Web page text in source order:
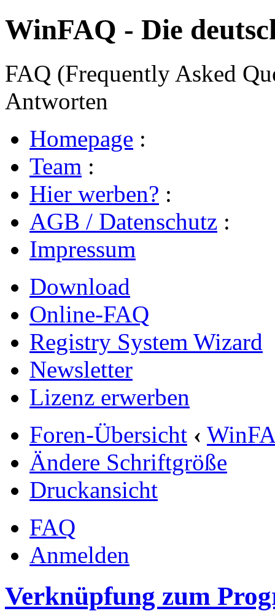
WinFAQ - Die
FAQ (Frequently Asked
Antworten
Homepage :
Team :
Hier werben? :
AGB / Datenschutz :
Impressum
Download
Online-FAQ
Registry System Wizard
Newsletter
Lizenz erwerben
Foren-Übersicht ‹
Ändere Schriftgröße
Druckansicht
FAQ
Anmelden
Verknüpfung zum